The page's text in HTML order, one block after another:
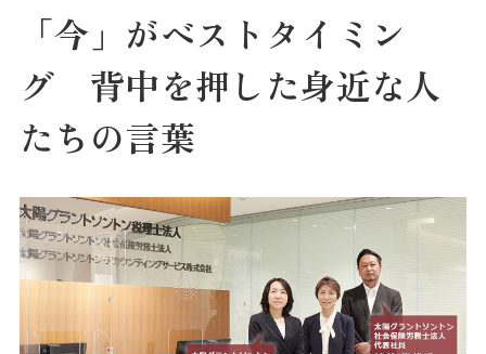
「今」がベストタイミン
グ 背中を押した身近な人
たちの言葉